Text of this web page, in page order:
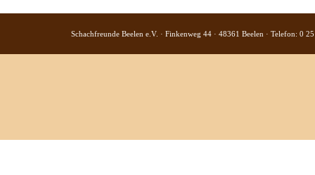
Schachfreunde Beelen e.V. · Finkenweg 44 · 48361 Beelen · Telefon: 0